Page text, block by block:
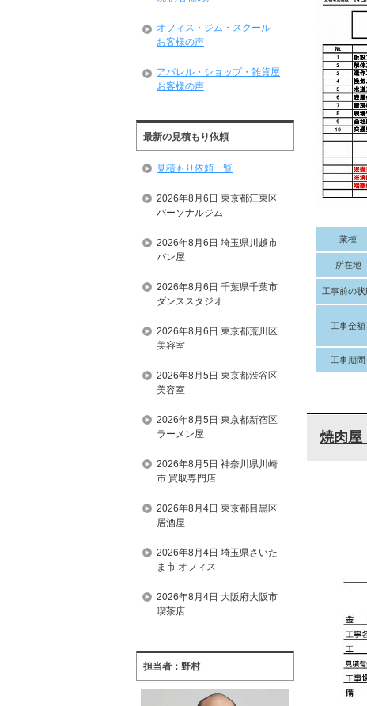
業種
所在地
工事前の状
工事金額
工事期間
焼肉屋
オフィス・ジム・スクール
お客様の声
アパレル・ショップ・雑貨屋
お客様の声
最新の見積もり依頼
見積もり依頼一覧
2026年8月6日 東京都江東区
パーソナルジム
2026年8月6日 埼玉県川越市
パン屋
2026年8月6日 千葉県千葉市
ダンススタジオ
2026年8月6日 東京都荒川区
美容室
2026年8月5日 東京都渋谷区
美容室
2026年8月5日 東京都新宿区
ラーメン屋
2026年8月5日 神奈川県川崎
市 買取専門店
2026年8月4日 東京都目黒区
居酒屋
2026年8月4日 埼玉県さいた
ま市 オフィス
2026年8月4日 大阪府大阪市
喫茶店
担当者：野村